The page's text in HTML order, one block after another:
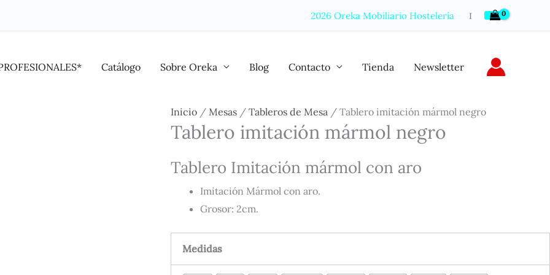
2026 Oreka Mobiliario Hostelería Ι
Catálogo Sobre Oreka Blog Contacto Tienda Newsletter
Inicio/ Mesas/ Tableros de Mesa / Tablero imitación mármol negro
Tablero imitación mármol negro
Tablero Imitación mármol con aro
Imitación Mármol con aro.
Grosor: 2cm.
Medidas
Tablero
imitación
negro